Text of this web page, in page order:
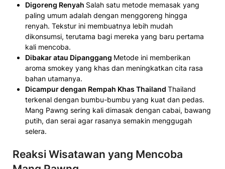
Digoreng Renyah Salah satu metode memasak yang
paling umum adalah dengan menggoreng hingga
renyah. Tekstur ini membuatnya lebih mudah
dikonsumsi, terutama bagi mereka yang baru pertama
kali mencoba.
Dibakar atau Dipanggang Metode ini memberikan
aroma smokey yang khas dan meningkatkan cita rasa
bahan utamanya.
Dicampur dengan Rempah Khas Thailand Thailand
terkenal dengan bumbu-bumbu yang kuat dan pedas.
Mang Pawng sering kali dimasak dengan cabai, bawang
putih, dan serai agar rasanya semakin menggugah
selera.
Reaksi Wisatawan yang Mencoba